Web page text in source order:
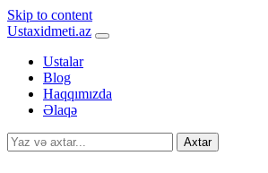
Skip to content
Ustaxidmeti.az
Ustalar
Blog
Haqqımızda
Əlaqə
Axtar